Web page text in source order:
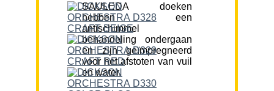
SAULEDA doeken
hebben een
antischimmel
behandeling ondergaan
en zijn geïmpregneerd
voor het afstoten van vuil
en water.